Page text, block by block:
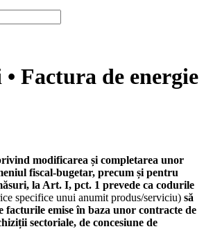
Factura de energie
modificarea și completarea unor
fiscal-bugetar, precum și pentru
la Art. I, pct. 1 prevede ca codurile
specifice unui anumit produs/serviciu) să
facturile emise în baza unor contracte de
sectoriale, de concesiune de